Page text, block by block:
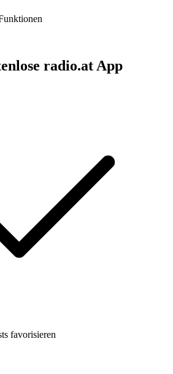
radio.at App
favorisieren